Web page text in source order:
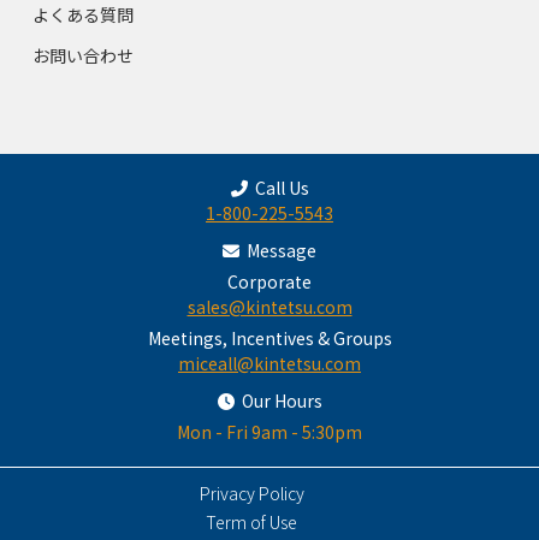
よくある質問
お問い合わせ
Call Us
1-800-225-5543
Message
Corporate
sales@kintetsu.com
Meetings, Incentives & Groups
miceall@kintetsu.com
Our Hours
Mon - Fri 9am - 5:30pm
Privacy Policy
Term of Use